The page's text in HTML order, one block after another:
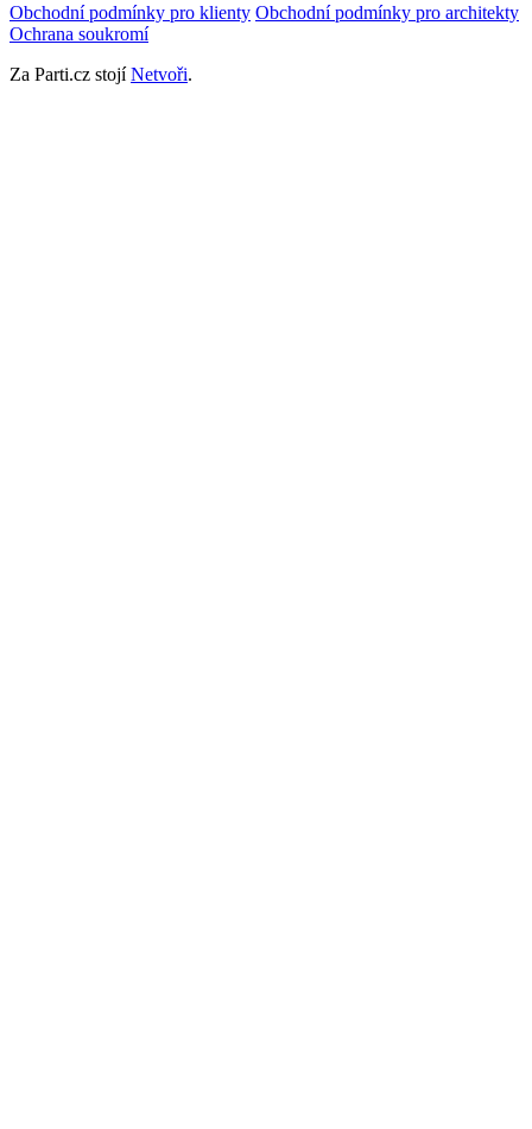
Obchodní podmínky pro klienty Obchodní podmínky pro architekty
Ochrana soukromí
Za Parti.cz stojíNetvoři.